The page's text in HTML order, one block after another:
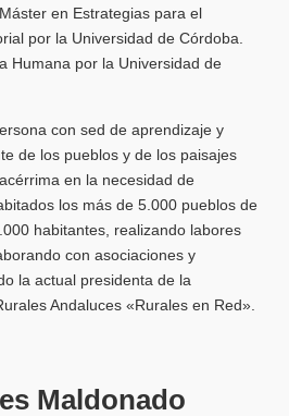
en Estrategias para el
por la Universidad de Córdoba.
Humana por la Universidad de
con sed de aprendizaje y
de los pueblos y de los paisajes
en la necesidad de
los más de 5.000 pueblos de
habitantes, realizando labores
con asociaciones y
la actual presidenta de la
Andaluces «Rurales en Red».
Maldonado